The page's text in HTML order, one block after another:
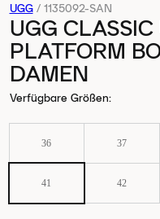
UGG / 1135092-SAN
UGG
PLATFORM
DAMEN
Verfügbare Größen:
36 37
41 42